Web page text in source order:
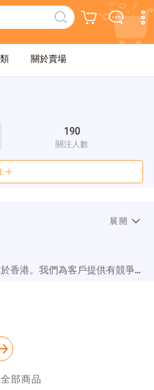
關於賣場
190
關注人數
展開
香港。我們為客戶提供有競爭
知識產權署的“正版正貨承
部商品